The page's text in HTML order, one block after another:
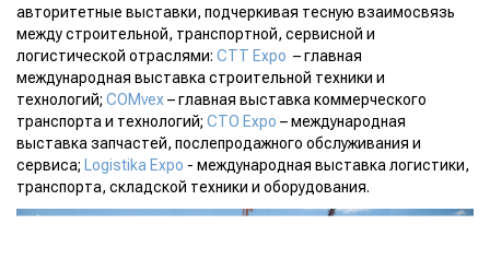
авторитетные выставки, подчеркивая тесную взаимосвязь
между строительной, транспортной, сервисной и
логистической отраслями: СТТ Expo – главная
международная выставка строительной техники и
технологий; COMvex – главная выставка коммерческого
транспорта и технологий; CTO Expo – международная
выставка запчастей, послепродажного обслуживания и
сервиса; Logistika Expo - международная выставка логистики,
транспорта, складской техники и оборудования.